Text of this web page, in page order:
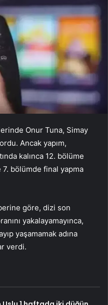
Onur Tuna, Simay
Ancak yapım,
kalınca 12. bölüme
bölümde final yapma
göre, dizi son
yakalayamayınca,
yaşamamak adına
verdi.